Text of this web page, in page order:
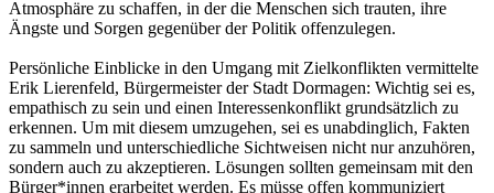
Atmosphäre zu schaffen, in der die Menschen sich trauten, ihre
Ängste und Sorgen gegenüber der Politik offenzulegen.
Persönliche Einblicke in den Umgang mit Zielkonflikten vermittelte
Erik Lierenfeld, Bürgermeister der Stadt Dormagen: Wichtig sei es,
empathisch zu sein und einen Interessenkonflikt grundsätzlich zu
erkennen. Um mit diesem umzugehen, sei es unabdinglich, Fakten
zu sammeln und unterschiedliche Sichtweisen nicht nur anzuhören,
sondern auch zu akzeptieren. Lösungen sollten gemeinsam mit den
Bürger*innen erarbeitet werden. Es müsse offen kommuniziert